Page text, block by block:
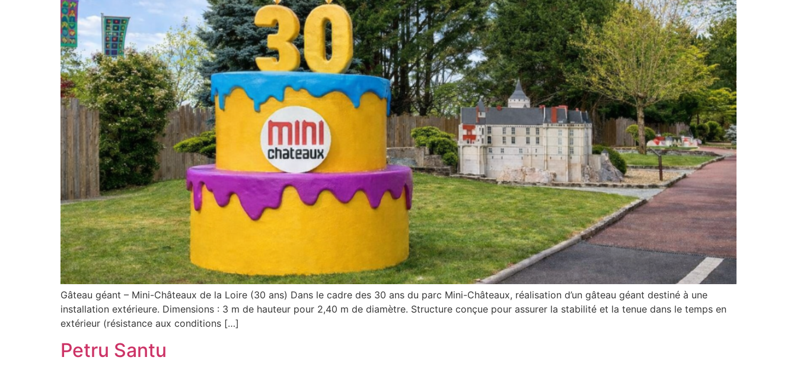
Gâteau géant – Mini-Châteaux de la Loire (30 ans) Dans le cadre des 30 ans du parc Mini-Châteaux, réalisation d’un gâteau géant destiné à une
installation extérieure. Dimensions : 3 m de hauteur pour 2,40 m de diamètre. Structure conçue pour assurer la stabilité et la tenue dans le temps en
extérieur (résistance aux conditions […]
Petru Santu